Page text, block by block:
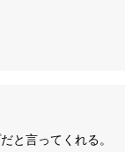
と言ってくれる。